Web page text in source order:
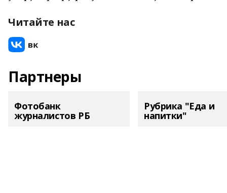
Читайте нас
Партнеры
Фотобанк
журналистов РБ
Рубрика "Еда и
напитки"